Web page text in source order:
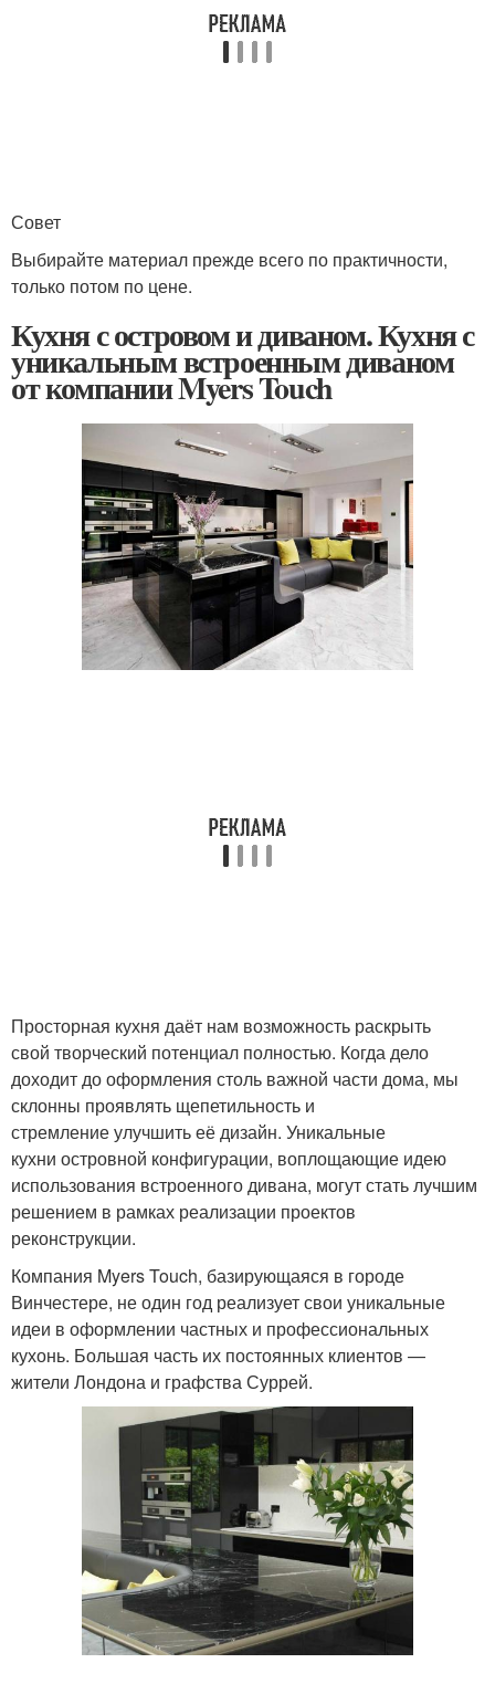
Совет
Выбирайте материал прежде всего по практичности,
только потом по цене.
Кухня с островом и диваном. Кухня с
уникальным встроенным диваном
от компании Myers Touch
Просторная кухня даёт нам возможность раскрыть
свой творческий потенциал полностью. Когда дело
доходит до оформления столь важной части дома, мы
склонны проявлять щепетильность и
стремление улучшить её дизайн. Уникальные
кухни островной конфигурации, воплощающие идею
использования встроенного дивана, могут стать лучшим
решением в рамках реализации проектов
реконструкции.
Компания Myers Touch, базирующаяся в городе
Винчестере, не один год реализует свои уникальные
идеи в оформлении частных и профессиональных
кухонь. Большая часть их постоянных клиентов —
жители Лондона и графства Суррей.